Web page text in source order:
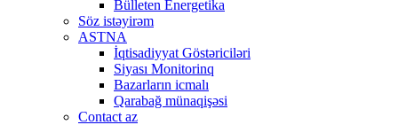
Bülleten Energetika
Söz istəyirəm
ASTNA
İqtisadiyyat Göstəriciləri
Siyası Monitorinq
Bazarların icmalı
Qarabağ münaqişəsi
Contact az